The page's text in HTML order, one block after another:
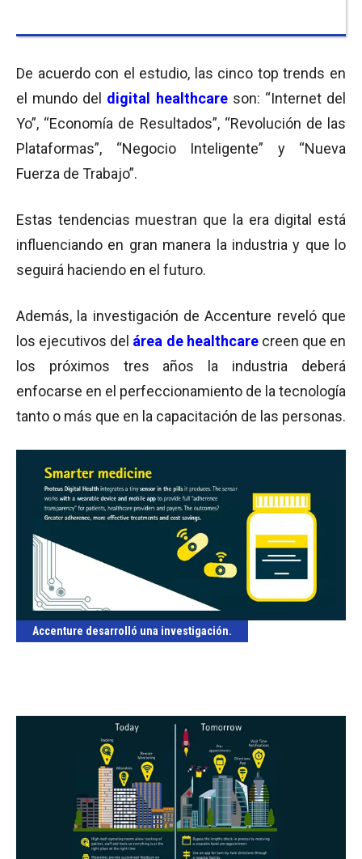
De acuerdo con el estudio, las cinco top trends en
el mundo del digital healthcare son: “Internet del
Yo”, “Economía de Resultados”, “Revolución de las
Plataformas”, “Negocio Inteligente” y “Nueva
Fuerza de Trabajo”.
Estas tendencias muestran que la era digital está
influenciando en gran manera la industria y que lo
seguirá haciendo en el futuro.
Además, la investigación de Accenture reveló que
los ejecutivos del área de healthcarecreen que en
los próximos tres años la industria deberá
enfocarse en el perfeccionamiento de la tecnología
tanto o más que en la capacitación de las personas.
Accenture desarrolló una investigación.